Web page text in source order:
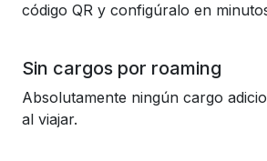
código QR y configúralo en
Sin cargos por roaming
Absolutamente ningún cargo
al viajar.